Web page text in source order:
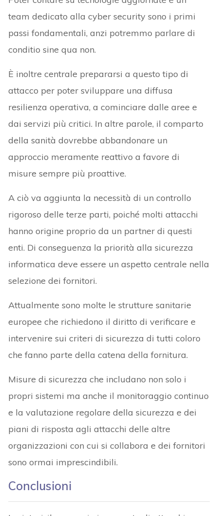
team dedicato alla cyber security sono i primi
passi fondamentali, anzi potremmo parlare di
conditio sine qua non.
È inoltre centrale prepararsi a questo tipo di
attacco per poter sviluppare una diffusa
resilienza operativa, a cominciare dalle aree e
dai servizi più critici. In altre parole, il comparto
della sanità dovrebbe abbandonare un
approccio meramente reattivo a favore di
misure sempre più proattive.
A ciò va aggiunta la necessità di un controllo
rigoroso delle terze parti, poiché molti attacchi
hanno origine proprio da un partner di questi
enti. Di conseguenza la priorità alla sicurezza
informatica deve essere un aspetto centrale nella
selezione dei fornitori.
Attualmente sono molte le strutture sanitarie
europee che richiedono il diritto di verificare e
intervenire sui criteri di sicurezza di tutti coloro
che fanno parte della catena della fornitura.
Misure di sicurezza che includano non solo i
propri sistemi ma anche il monitoraggio continuo
e la valutazione regolare della sicurezza e dei
piani di risposta agli attacchi delle altre
organizzazioni con cui si collabora e dei fornitori
sono ormai imprescindibili.
Conclusioni